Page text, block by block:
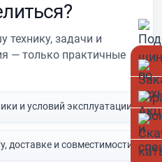
технику, задачи и
— только практичные
и условий эксплуатации
доставке и совместимости